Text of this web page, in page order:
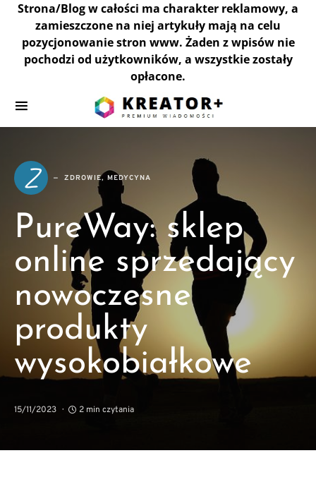
Strona/Blog w całości ma charakter reklamowy, a
zamieszczone na niej artykuły mają na celu
pozycjonowanie stron www. Żaden z wpisów nie
pochodzi od użytkowników, a wszystkie zostały
opłacone.
Z ZDROWIE, MEDYCYNA
PureWay: sklep
online sprzedający
nowoczesne
produkty
wysokobiałkowe
15/11/2023 2 min czytania